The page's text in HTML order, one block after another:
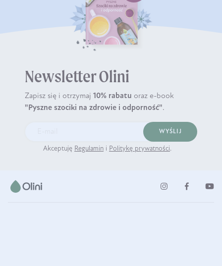
Newsletter Olini
Zapisz się i otrzymaj 10% rabatu oraz e-book
"Pyszne szociki na zdrowie i odporność".
WYŚLIJ
Akceptuję Regulamin i Politykę prywatności.